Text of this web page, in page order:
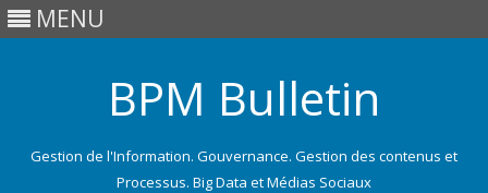
MENU
BPM Bulletin
Gestion de l'Information. Gouvernance. Gestion des contenus et
Processus. Big Data et Médias Sociaux